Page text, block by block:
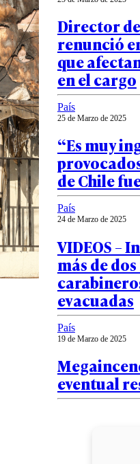
Director
renunció
que
en el cargo
País
25 de Marzo de 2025
“Es muy
de Chile
País
24 de Marzo de 2025
VIDEOS –
más de
evacuadas
País
19 de Marzo de 2025
eventual